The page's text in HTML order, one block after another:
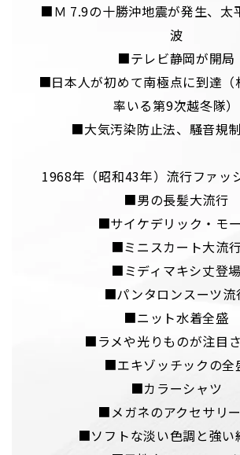
■Ｍ 7.9の十勝沖地震が発生、太
波
■テレビ静岡が開局
■日本人が初めて南極点に到達（
率いる第9次越冬隊）
■大気汚染防止法、騒音規
1968年（昭和43年）流行ファッ
■男の長髪大流行
■サイケデリック・モ
■ミニスカート大流
■ミディマキシ丈登場
■パンタロンスーツ流
■ニット水着全盛
■ラメや光りものが注目
■エキゾッチックの全
■カラーシャツ
■メガネのアクセサリ
■ソフトな淡い色調と強い